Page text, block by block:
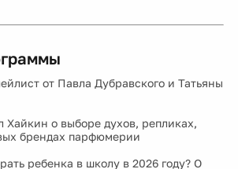
от Павла Дубравского и Татьяны
о выборе духов, репликах,
брендах парфюмерии
ребенка в школу в 2026 году? О